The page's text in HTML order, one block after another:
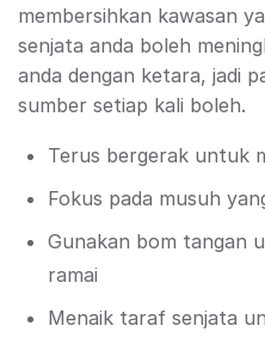
membersihkan kawasan
senjata anda boleh
anda dengan ketara, jadi
sumber setiap kali boleh.
Terus bergerak untuk
Fokus pada musuh
Gunakan bom tangan
ramai
Menaik taraf senjata